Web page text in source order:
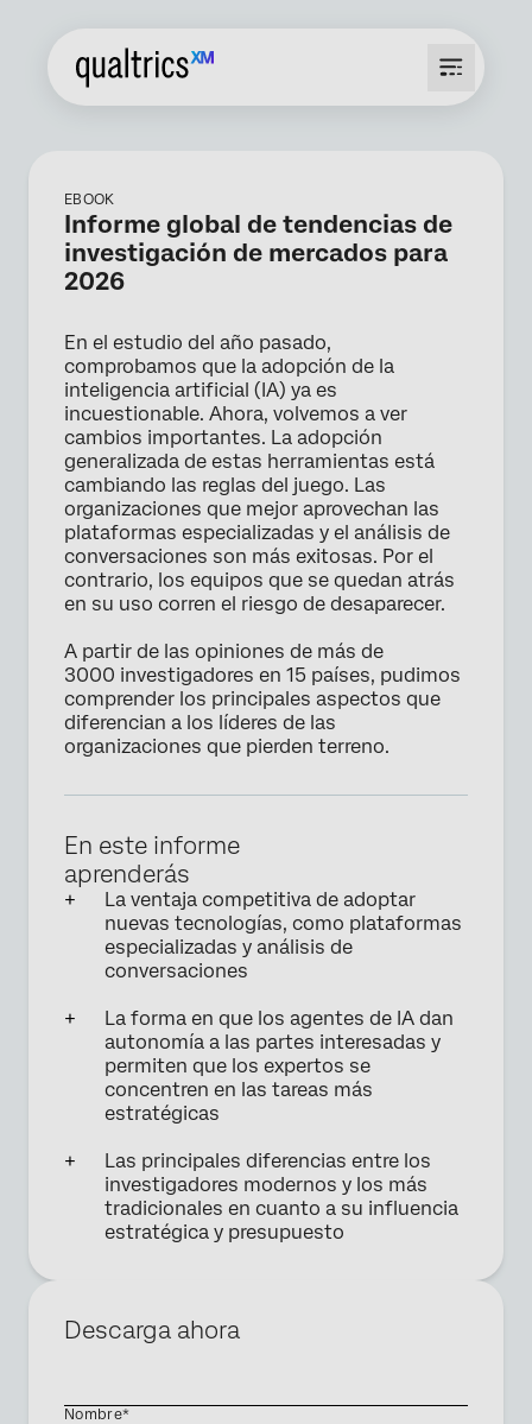
EBOOK
Informe global de tendencias de
investigación de mercados para
2026
En el estudio del año pasado,
comprobamos que la adopción de la
inteligencia artificial (IA) ya es
incuestionable. Ahora, volvemos a ver
cambios importantes. La adopción
generalizada de estas herramientas está
cambiando las reglas del juego. Las
organizaciones que mejor aprovechan las
plataformas especializadas y el análisis de
conversaciones son más exitosas. Por el
contrario, los equipos que se quedan atrás
en su uso corren el riesgo de desaparecer.
A partir de las opiniones de más de
3000 investigadores en 15 países, pudimos
comprender los principales aspectos que
diferencian a los líderes de las
organizaciones que pierden terreno.
En este informe
aprenderás
La ventaja competitiva de adoptar
nuevas tecnologías, como plataformas
especializadas y análisis de
conversaciones
La forma en que los agentes de IA dan
autonomía a las partes interesadas y
permiten que los expertos se
concentren en las tareas más
estratégicas
Las principales diferencias entre los
investigadores modernos y los más
tradicionales en cuanto a su influencia
estratégica y presupuesto
Descarga ahora
Nombre*